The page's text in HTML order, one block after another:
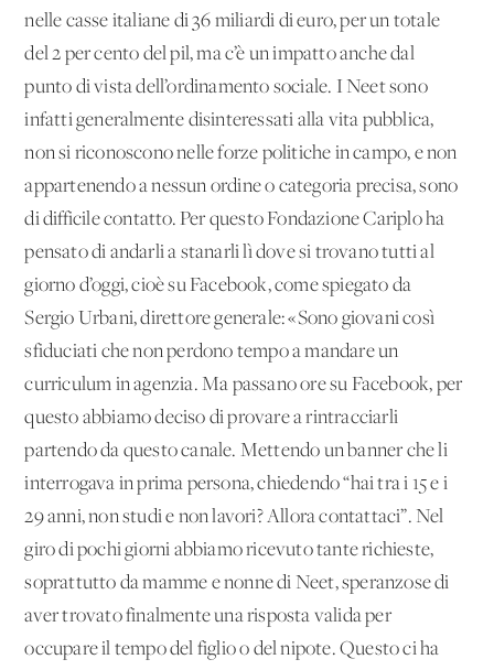
nelle casse italiane di 36 miliardi di euro, per un totale
del 2 per cento del pil, ma c’è un impatto anche dal
punto di vista dell’ordinamento sociale. I Neet sono
infatti generalmente disinteressati alla vita pubblica,
non si riconoscono nelle forze politiche in campo, e non
appartenendo a nessun ordine o categoria precisa, sono
di difficile contatto. Per questo Fondazione Cariplo ha
pensato di andarli a stanarli lì dove si trovano tutti al
giorno d’oggi, cioè su Facebook, come spiegato da
Sergio Urbani, direttore generale: «Sono giovani così
sfiduciati che non perdono tempo a mandare un
curriculum in agenzia. Ma passano ore su Facebook, per
questo abbiamo deciso di provare a rintracciarli
partendo da questo canale. Mettendo un banner che li
interrogava in prima persona, chiedendo “hai tra i 15 e i
29 anni, non studi e non lavori? Allora contattaci”. Nel
giro di pochi giorni abbiamo ricevuto tante richieste,
soprattutto da mamme e nonne di Neet, speranzose di
aver trovato finalmente una risposta valida per
occupare il tempo del figlio o del nipote. Questo ci ha